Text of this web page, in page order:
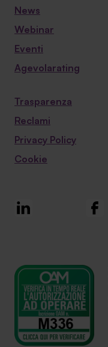
News
Webinar
Eventi
Agevolarating
Trasparenza
Reclami
Privacy Policy
Cookie